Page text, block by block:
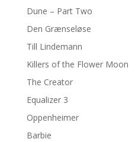
Dune – Part Two
Den Grænseløse
Till Lindemann
Killers of the Flower Moon
The Creator
Equalizer 3
Oppenheimer
Barbie